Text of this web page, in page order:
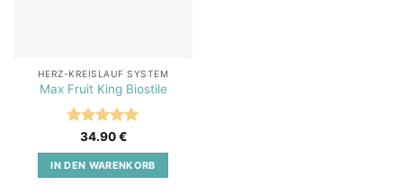
HERZ-KREISLAUF SYSTEM
Max Fruit King Biostile
Bewertet
mit5von
5
34.90€
IN DEN WARENKORB